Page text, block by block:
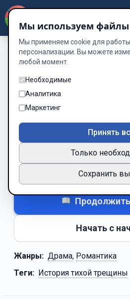
«Шёлк между
Автор: nekotinntw
С
Начать с
Жанры: Драма, Романтика
Теги: История тихой трещины
Мы используем файлы
Мы применяем cookie для работы
персонализации. Вы можете
любой момент.
Необходимые
Аналитика
Маркетинг
Принять
Только
Сохранить